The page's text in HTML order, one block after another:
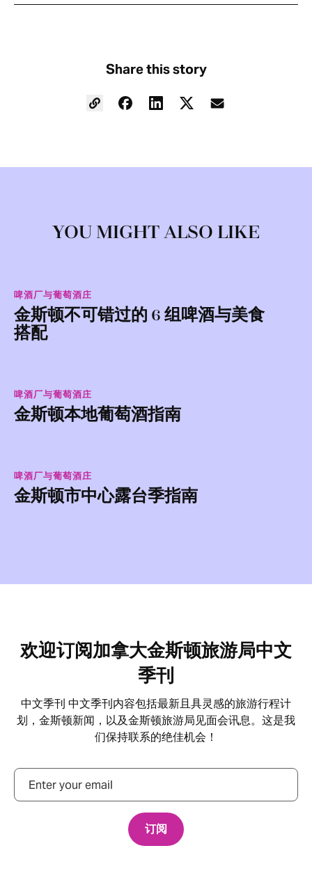
Share this story
YOU MIGHT ALSO LIKE
啤酒厂与葡萄酒庄
金斯顿不可错过的 6 组啤酒与美食
搭配
啤酒厂与葡萄酒庄
金斯顿本地葡萄酒指南
啤酒厂与葡萄酒庄
金斯顿市中心露台季指南
Footer欢迎订阅加拿大金斯顿旅游局中文
季刊
中文季刊 中文季刊内容包括最新且具灵感的旅游行程计
划，金斯顿新闻，以及金斯顿旅游局见面会讯息。这是我
们保持联系的绝佳机会！
邮箱地址